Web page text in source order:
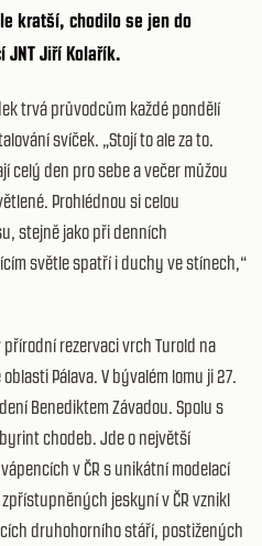
kratší, chodilo se jen do
JNT Jiří Kolařík.
trvá průvodcům každé pondělí
svíček. „Stojí to ale za to.
celý den pro sebe a večer můžou
Prohlédnou si celou
stejně jako při denních
světle spatří i duchy ve stínech,“
rezervaci vrch Turold na
Pálava. V bývalém lomu ji 27.
Benediktem Závadou. Spolu s
chodeb. Jde o největší
v ČR s unikátní modelací
jeskyní v ČR vznikl
druhohorního stáří, postižených